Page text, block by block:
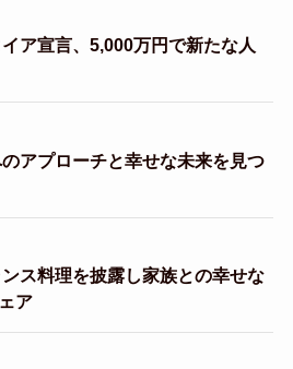
ア宣言、5,000万円で新たな人
アプローチと幸せな未来を見つ
ス料理を披露し家族との幸せな
ア